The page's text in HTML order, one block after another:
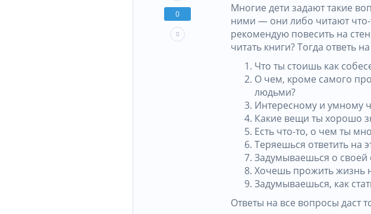
0
Многие дети задают такие
ними — они либо читают что-
рекомендую повесить на
читать книги? Тогда ответь
Что ты стоишь как
О чем, кроме самого
людьми?
Интересному и умному
Какие вещи ты хорошо
Есть что-то, о чем ты
Теряешься ответить на
Задумываешься о своей
Хочешь прожить жизнь
Задумываешься, как
Ответы на все вопросы даст